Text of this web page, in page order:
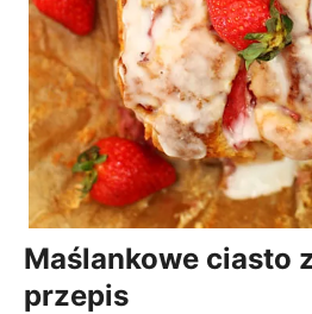
Maślankowe ciasto
przepis